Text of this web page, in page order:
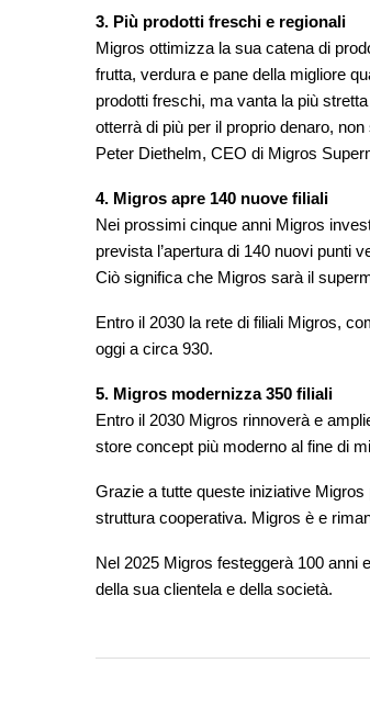
3. Più prodotti freschi e regionali
Migros ottimizza la sua catena di
frutta, verdura e pane della migliore
prodotti freschi, ma vanta la più
otterrà di più per il proprio denaro,
Peter Diethelm, CEO di Migros
4. Migros apre 140 nuove filiali
Nei prossimi cinque anni Migros
prevista l’apertura di 140 nuovi punti
Ciò significa che Migros sarà il
Entro il 2030 la rete di filiali Migros,
oggi a circa 930.
5. Migros modernizza 350 filiali
Entro il 2030 Migros rinnoverà e
store concept più moderno al fine di
Grazie a tutte queste iniziative
struttura cooperativa. Migros è e
Nel 2025 Migros festeggerà 100 anni
della sua clientela e della società.